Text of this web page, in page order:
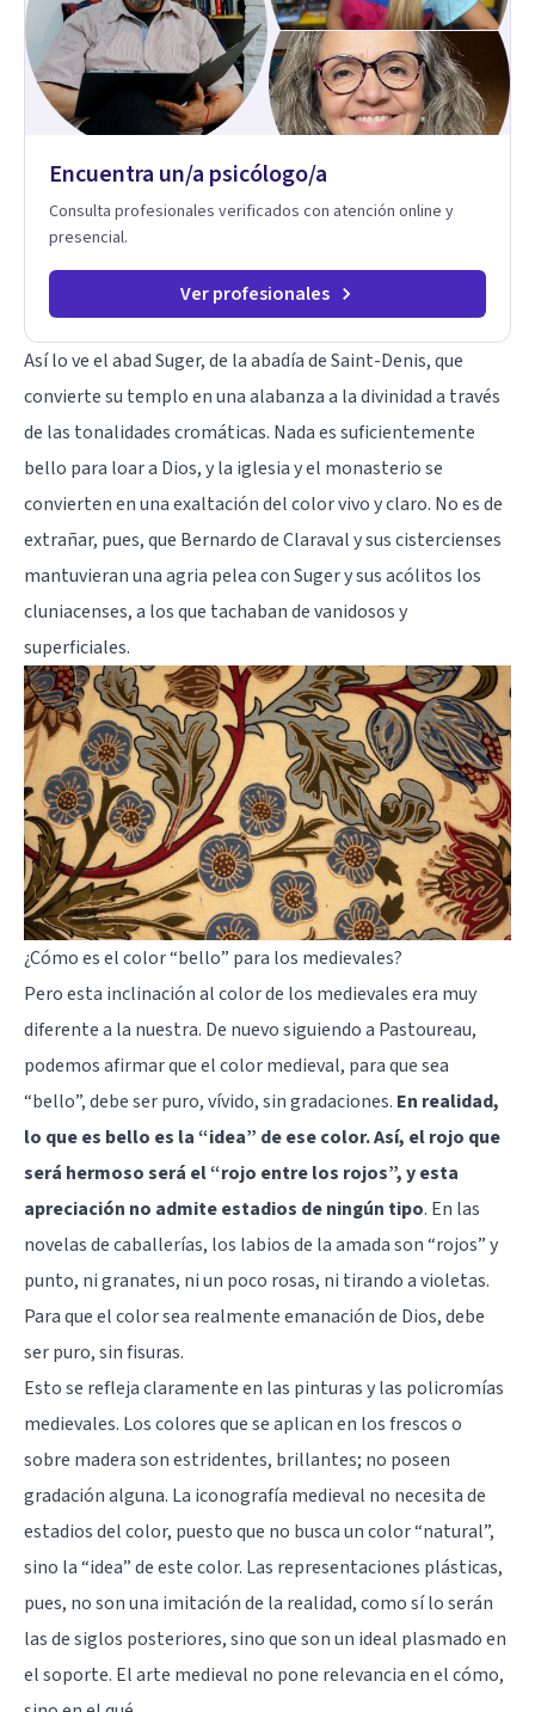
cada menor, dejando de lado las etiquetas y los tecnicismos.
Mi forma de trabajar se centra en entender las emociones
que hay detrás del comportamiento, ayudándoles a
desarrollar la confianza necesaria para superar sus retos y
fortaleciendo la comunicación entre ustedes. Acompaño a
niños y adolescentes que están lidiando con la ansiedad, la
padres que buscan orientación y pautas claras para educar
primer paso hacia una convivencia familiar más armoniosa,
agenda tu sesión y empecemos a trabajar juntos.
Encuentra un/a psicólogo/a
Consulta profesionales verificados con atención online y
presencial.
Ver profesionales
Así lo ve el abad Suger, de la abadía de Saint-Denis, que
convierte su templo en una alabanza a la divinidad a través
de las tonalidades cromáticas. Nada es suficientemente
bello para loar a Dios, y la iglesia y el monasterio se
convierten en una exaltación del color vivo y claro. No es de
extrañar, pues, que Bernardo de Claraval y sus cistercienses
mantuvieran una agria pelea con Suger y sus acólitos los
cluniacenses, a los que tachaban de vanidosos y
superficiales.
¿Cómo es el color “bello” para los medievales?
Pero esta inclinación al color de los medievales era muy
diferente a la nuestra. De nuevo siguiendo a Pastoureau,
podemos afirmar que el color medieval, para que sea
“bello”, debe ser puro, vívido, sin gradaciones. En realidad,
lo que es bello es la “idea” de ese color. Así, el rojo que
será hermoso será el “rojo entre los rojos”, y esta
apreciación no admite estadios de ningún tipo. En las
novelas de caballerías, los labios de la amada son “rojos” y
punto, ni granates, ni un poco rosas, ni tirando a violetas.
Para que el color sea realmente emanación de Dios, debe
ser puro, sin fisuras.
Esto se refleja claramente en las pinturas y las policromías
medievales. Los colores que se aplican en los frescos o
sobre madera son estridentes, brillantes; no poseen
gradación alguna. La iconografía medieval no necesita de
estadios del color, puesto que no busca un color “natural”,
sino la “idea” de este color. Las representaciones plásticas,
pues, no son una imitación de la realidad, como sí lo serán
las de siglos posteriores, sino que son un ideal plasmado en
el soporte. El arte medieval no pone relevancia en el cómo,